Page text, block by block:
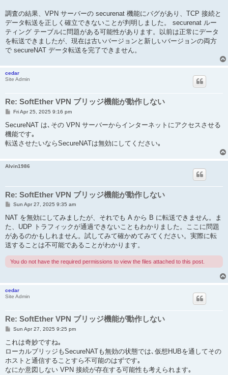
調査の結果、VPN サーバーの securenat 機能にバグがあり、TCP 接続と
データ転送を正しく確立できないことが判明しました。 securenat ルー
ティング テーブルに問題がある可能性があります。以前は正常にデータ
を転送できましたが、現在は古いバージョンと新しいバージョンの両方
で secureNAT データ転送を完了できません。
cedar
Site Admin
Re: SoftEther VPN ブリッジ機能が動作しない
P
s
Fri Apr 25, 2025 9:16 pm
SecureNAT は､その VPN サーバーからインターネットにアクセスさせる
機能です｡
転送させたいならSecureNATは無効にしてください｡
Alvin1986
Re: SoftEther VPN ブリッジ機能が動作しない
P
s
Sun Apr 27, 2025 9:35 am
NAT を無効にしてみましたが、それでも A から B に転送できません。ま
た、UDP トラフィックが通過できないこともわかりました。ここに問題
があるのか​​もしれません。試してみて確かめてみてください。実際に転
送することは不可能であることがわかります。
You do not have the required permissions to view the files attached to this post.
cedar
Site Admin
Re: SoftEther VPN ブリッジ機能が動作しない
P
s
Sun Apr 27, 2025 9:25 pm
これは奇妙ですね｡
ローカルブリッジもSecureNATも無効の状態では､仮想HUBを通してその
ホストと通信することすら不可能のはずです｡
なにか意図しない VPN 接続が存在する可能性も考えられます｡